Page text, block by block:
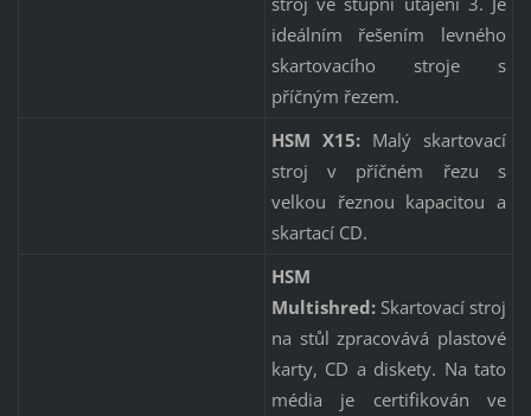
ideálním řešením levného
skartovacího stroje s
příčným řezem.
HSM X15: Malý skartovací
stroj v příčném řezu s
velkou řeznou kapacitou a
skartací CD.
HSM
Multishred: Skartovací stroj
na stůl zpracovává plastové
karty, CD a diskety. Na tato
média je certifikován ve